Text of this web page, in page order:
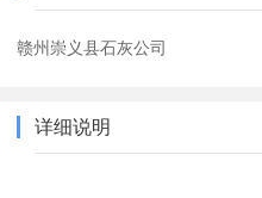
赣州崇义县石灰公司
详细说明